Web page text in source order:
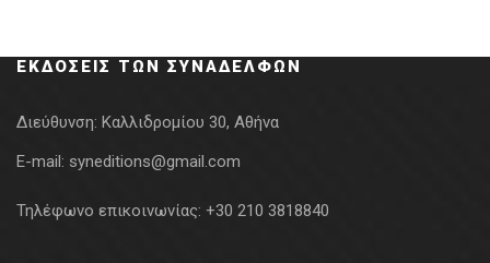
ΕΚΔΌΣΕΙΣ ΤΩΝ ΣΥΝΑΔΈΛΦΩΝ
Διεύθυνση: Καλλιδρομίου 30, Αθήνα
E-mail: syneditions@gmail.com
Τηλέφωνο επικοινωνίας: +30 210 3818840